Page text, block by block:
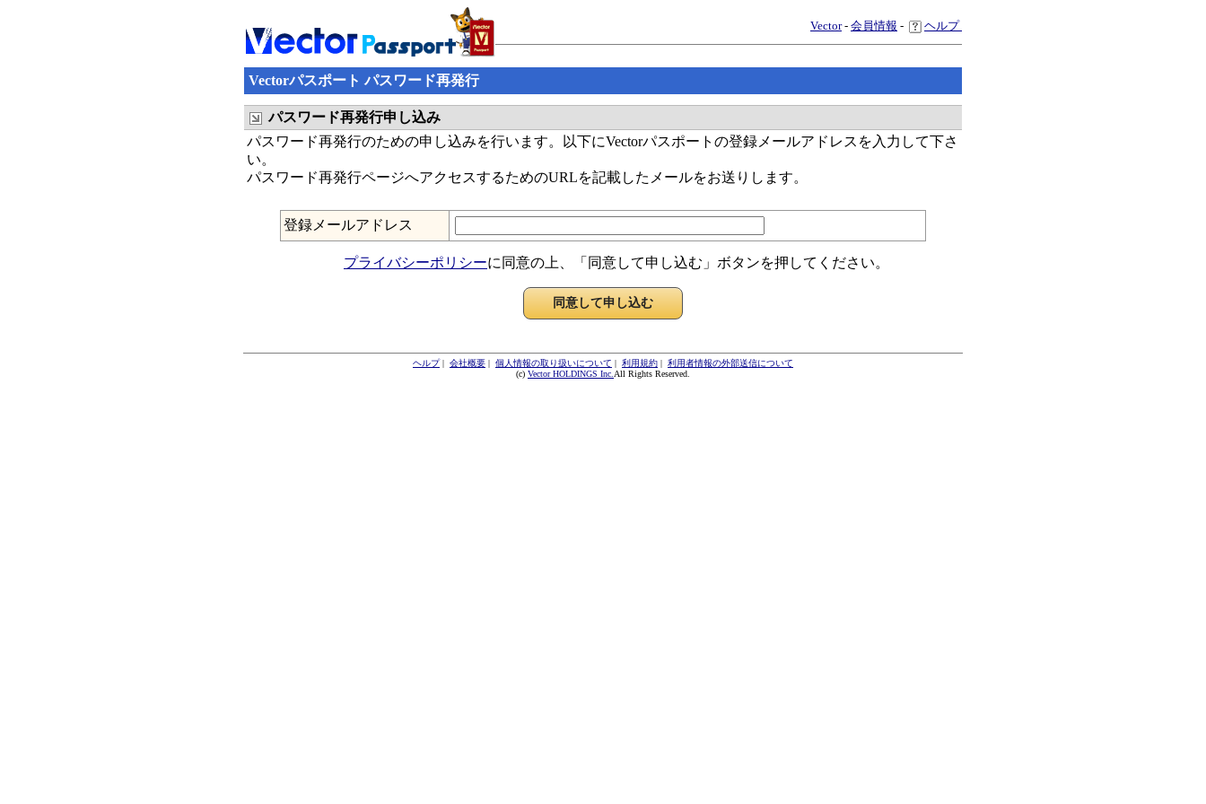
Vector- 会員情報 - ヘルプ
Vectorパスポート パスワード再発行
パスワード再発行申し込み
パスワード再発行のための申し込みを行います。以下にVectorパスポートの登録メールアドレスを入力して下さ
い。
パスワード再発行ページへアクセスするためのURLを記載したメールをお送りします。
登録メールアドレス
プライバシーポリシーに同意の上、「同意して申し込む」ボタンを押してください。
ヘルプ| 会社概要 | 個人情報の取り扱いについて | 利用規約 | 利用者情報の外部送信について
(c) Vector HOLDINGS Inc. All Rights Reserved.